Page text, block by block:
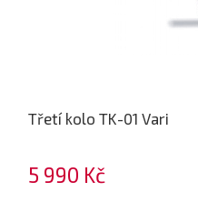
Třetí kolo TK-01 Vari
5 990 Kč